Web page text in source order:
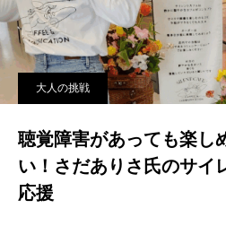
大人の挑戦
聴覚障害があっても楽し
い！さだありさ氏のサイ
応援